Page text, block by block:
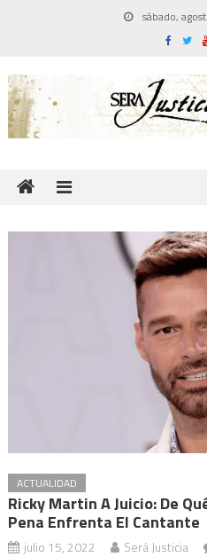
sábado,
ACTUALIDAD
Ricky Martin A Juicio: De
Pena Enfrenta El Cantante
julio 15, 2022 Será Justicia